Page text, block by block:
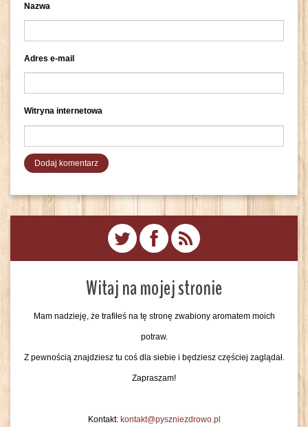
Nazwa
Adres e-mail
Witryna internetowa
Witaj na mojej stronie
Mam nadzieję, że trafiłeś na tę stronę zwabiony aromatem moich
potraw.
Z pewnością znajdziesz tu coś dla siebie i będziesz częściej zaglądał.
Zapraszam!
Kontakt: kontakt@pyszniezdrowo.pl